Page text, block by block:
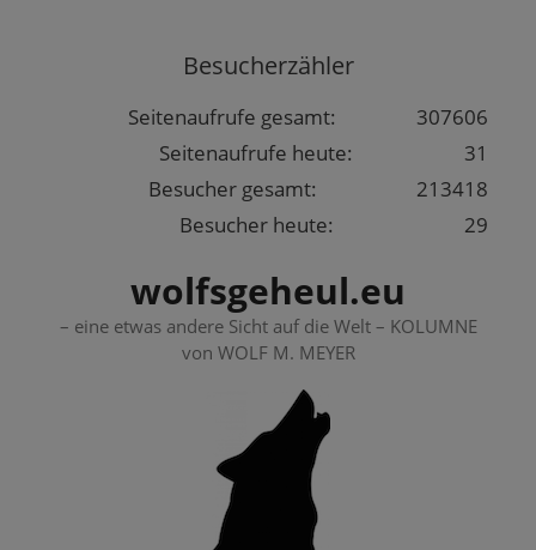
Besucherzähler
307606
Seitenaufrufe gesamt:
31
Seitenaufrufe heute:
213418
Besucher gesamt:
29
Besucher heute:
wolfsgeheul.eu
– eine etwas andere Sicht auf die Welt – KOLUMNE
von WOLF M. MEYER